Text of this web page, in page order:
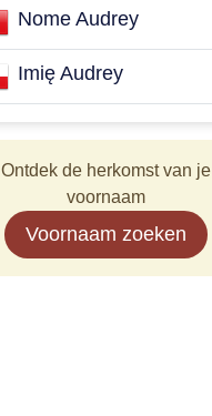
Nome Audrey
Imię Audrey
Ontdek de herkomst van je
voornaam
Voornaam zoeken